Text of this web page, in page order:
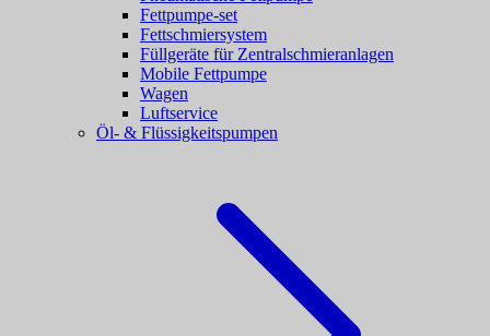
Fettpumpe-set
Fettschmiersystem
Füllgeräte für Zentralschmieranlagen
Mobile Fettpumpe
Wagen
Luftservice
Öl- & Flüssigkeitspumpen